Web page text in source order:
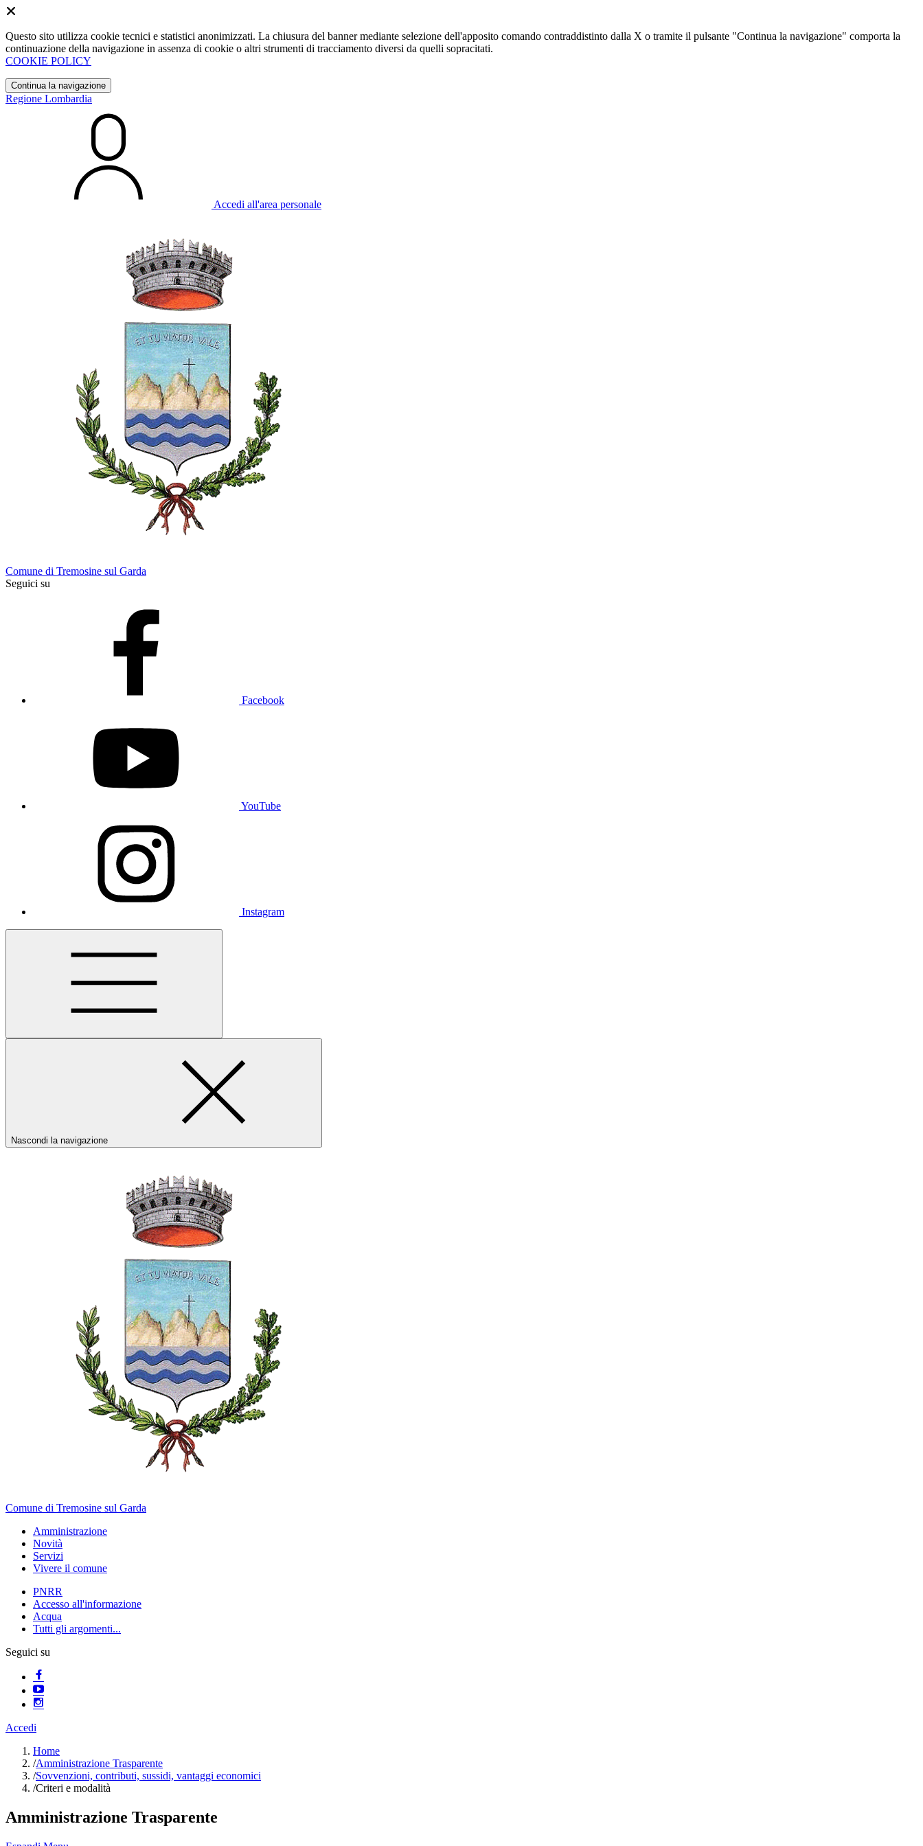
Questo sito utilizza cookie tecnici e statistici anonimizzati. La chiusura del banner mediante selezione dell'apposito comando contraddistinto dalla X o tramite il pulsante "Continua la navigazione" comporta la
continuazione della navigazione in assenza di cookie o altri strumenti di tracciamento diversi da quelli sopracitati.
COOKIE POLICY
Continua la navigazione
Regione Lombardia
Accedi all'area personale
Comune di Tremosine sul Garda
Seguici su
Facebook
YouTube
Instagram
Nascondi la navigazione
Comune di Tremosine sul Garda
Amministrazione
Novità
Servizi
Vivere il comune
PNRR
Accesso all'informazione
Acqua
Tutti gli argomenti...
Seguici su
Accedi
Home
/Amministrazione Trasparente
/Sovvenzioni, contributi, sussidi, vantaggi economici
/Criteri e modalità
Amministrazione Trasparente